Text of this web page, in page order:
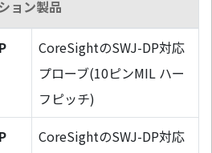
ョン製品
CoreSightのSWJ-DP対応
プローブ(10ピンMIL ハー
フピッチ)
CoreSightのSWJ-DP対応